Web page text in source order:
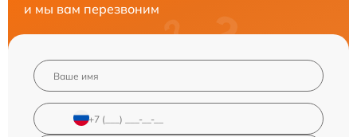
и мы вам перезвоним